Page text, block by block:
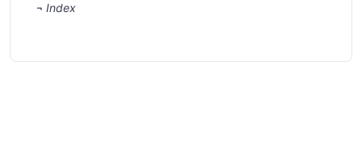
¬ Index